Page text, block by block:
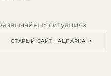
ситуациях
СТАРЫЙ САЙТ НАЦПАРКА →